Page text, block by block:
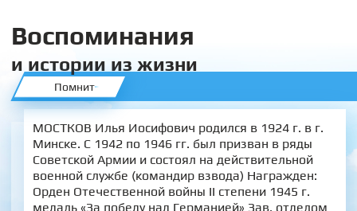
Воспоминания
и истории из жизни
Помнит
МОСТКОВ Илья Иосифович родился в 1924 г. в г.
Минске. С 1942 по 1946 гг. был призван в ряды
Советской Армии и состоял на действительной
военной службе (командир взвода) Награжден:
Орден Отечественной войны II степени 1945 г.
медаль «За победу над Германией» Зав. отделом